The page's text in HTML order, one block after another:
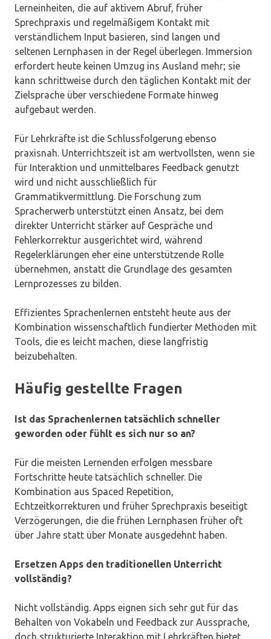
Lerneinheiten, die auf aktivem Abruf, früher
Sprechpraxis und regelmäßigem Kontakt mit
verständlichem Input basieren, sind langen und
seltenen Lernphasen in der Regel überlegen. Immersion
erfordert heute keinen Umzug ins Ausland mehr; sie
kann schrittweise durch den täglichen Kontakt mit der
Zielsprache über verschiedene Formate hinweg
aufgebaut werden.
Für Lehrkräfte ist die Schlussfolgerung ebenso
praxisnah. Unterrichtszeit ist am wertvollsten, wenn sie
für Interaktion und unmittelbares Feedback genutzt
wird und nicht ausschließlich für
Grammatikvermittlung. Die Forschung zum
Spracherwerb unterstützt einen Ansatz, bei dem
direkter Unterricht stärker auf Gespräche und
Fehlerkorrektur ausgerichtet wird, während
Regelerklärungen eher eine unterstützende Rolle
übernehmen, anstatt die Grundlage des gesamten
Lernprozesses zu bilden.
Effizientes Sprachenlernen entsteht heute aus der
Kombination wissenschaftlich fundierter Methoden mit
Tools, die es leicht machen, diese langfristig
beizubehalten.
Häufig gestellte Fragen
Ist das Sprachenlernen tatsächlich schneller
geworden oder fühlt es sich nur so an?
Für die meisten Lernenden erfolgen messbare
Fortschritte heute tatsächlich schneller. Die
Kombination aus Spaced Repetition,
Echtzeitkorrekturen und früher Sprechpraxis beseitigt
Verzögerungen, die die frühen Lernphasen früher oft
über Jahre statt über Monate ausgedehnt haben.
Ersetzen Apps den traditionellen Unterricht
vollständig?
Nicht vollständig. Apps eignen sich sehr gut für das
Behalten von Vokabeln und Feedback zur Aussprache,
doch strukturierte Interaktion mit Lehrkräften bietet